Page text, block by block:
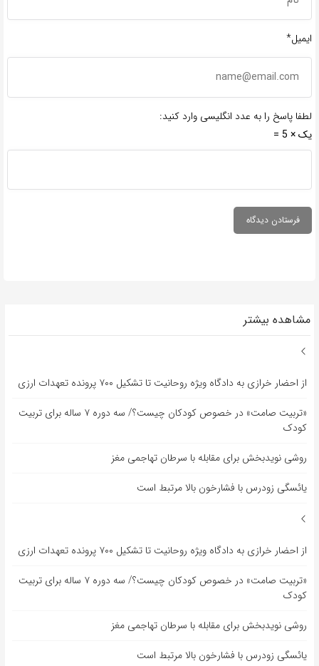
ایمیل*
لطفا پاسخ را به عدد انگلیسی وارد کنید:
یک × 5 =
مشاهده بیشتر
از احضار خرازی به دادگاه ویژه روحانیت تا تشکیل ۷۰۰ پرونده تعهدات ارزی
«تربیت صامت» در خصوص کودکان چیست؟/ سه دوره ۷ ساله برای تربیت
کودک
روشی نویدبخش برای مقابله با سرطان تهاجمی مغز
یائسگی زودرس با فشارخون بالا مرتبط است
از احضار خرازی به دادگاه ویژه روحانیت تا تشکیل ۷۰۰ پرونده تعهدات ارزی
«تربیت صامت» در خصوص کودکان چیست؟/ سه دوره ۷ ساله برای تربیت
کودک
روشی نویدبخش برای مقابله با سرطان تهاجمی مغز
یائسگی زودرس با فشارخون بالا مرتبط است